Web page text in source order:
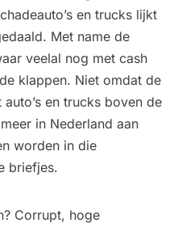
en trucks lijkt
Met name de
veelal nog met cash
klappen. Niet omdat de
en trucks boven de
in Nederland aan
worden in die
briefjes.
Corrupt, hoge